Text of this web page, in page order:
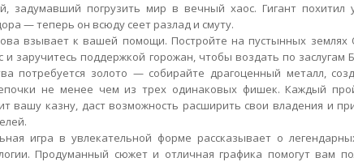
задумавший погрузить мир в вечный хаос. Гигант похитил
— теперь он всюду сеет разлад и смуту.
взывает к вашей помощи. Постройте на пустынных землях
и заручитесь поддержкой горожан, чтобы воздать по заслугам
потребуется золото — собирайте драгоценный металл,
не менее чем из трех одинаковых фишек. Каждый
вашу казну, даст возможность расширить свои владения и
игра в увлекательной форме рассказывает о
Продуманный сюжет и отличная графика помогут вам